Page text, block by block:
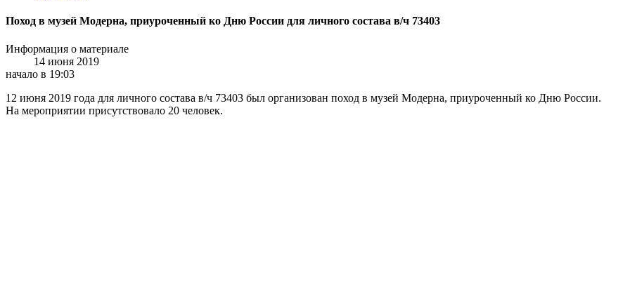
Поход в музей Модерна, приуроченный ко Дню России для личного состава в/ч 73403
Информация о материале
14 июня 2019
начало в 19:03
12 июня 2019 года для личного состава в/ч 73403 был организован поход в музей Модерна, приуроченный ко Дню России.
На мероприятии присутствовало 20 человек.